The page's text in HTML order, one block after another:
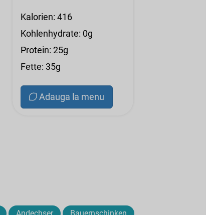
Kalorien: 416
Kohlenhydrate: 0g
Protein: 25g
Fette: 35g
Adauga la menu